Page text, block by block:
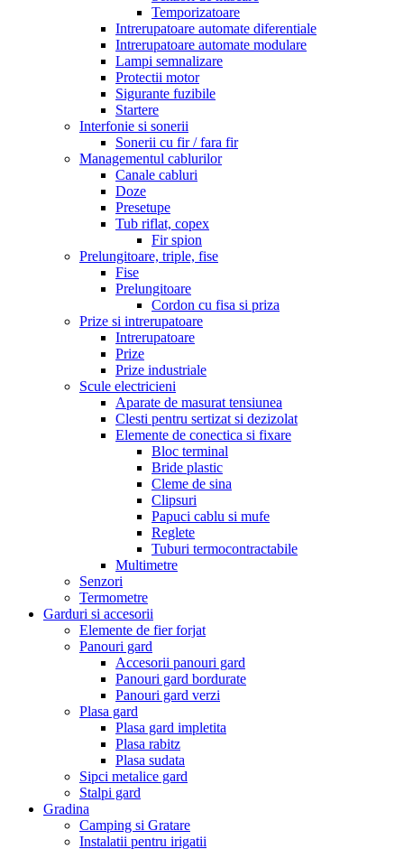
Temporizatoare
Intrerupatoare automate diferentiale
Intrerupatoare automate modulare
Lampi semnalizare
Protectii motor
Sigurante fuzibile
Startere
Interfonie si sonerii
Sonerii cu fir / fara fir
Managementul cablurilor
Canale cabluri
Doze
Presetupe
Tub riflat, copex
Fir spion
Prelungitoare, triple, fise
Fise
Prelungitoare
Cordon cu fisa si priza
Prize si intrerupatoare
Intrerupatoare
Prize
Prize industriale
Scule electricieni
Aparate de masurat tensiunea
Clesti pentru sertizat si dezizolat
Elemente de conectica si fixare
Bloc terminal
Bride plastic
Cleme de sina
Clipsuri
Papuci cablu si mufe
Reglete
Tuburi termocontractabile
Multimetre
Senzori
Termometre
Garduri si accesorii
Elemente de fier forjat
Panouri gard
Accesorii panouri gard
Panouri gard bordurate
Panouri gard verzi
Plasa gard
Plasa gard impletita
Plasa rabitz
Plasa sudata
Sipci metalice gard
Stalpi gard
Gradina
Camping si Gratare
Instalatii pentru irigatii